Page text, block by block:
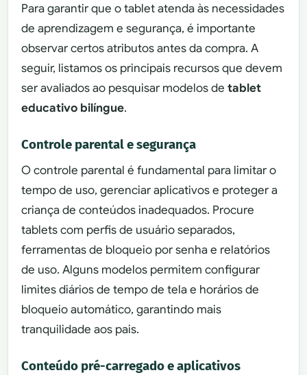
Para garantir que o tablet atenda às necessidades
de aprendizagem e segurança, é importante
observar certos atributos antes da compra. A
seguir, listamos os principais recursos que devem
ser avaliados ao pesquisar modelos detablet
educativo bilíngue.
Controle parental e segurança
O controle parental é fundamental para limitar o
tempo de uso, gerenciar aplicativos e proteger a
criança de conteúdos inadequados. Procure
tablets com perfis de usuário separados,
ferramentas de bloqueio por senha e relatórios
de uso. Alguns modelos permitem configurar
limites diários de tempo de tela e horários de
bloqueio automático, garantindo mais
tranquilidade aos pais.
Conteúdo pré-carregado e aplicativos